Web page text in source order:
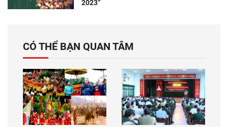
2023”
CÓ THỂ BẠN QUAN TÂM